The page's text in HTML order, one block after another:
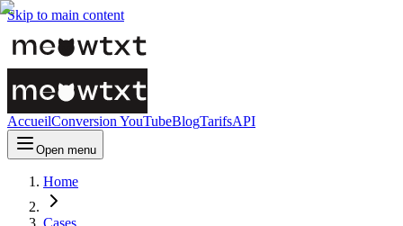
Skip to main content
AccueilConversion YouTubeBlogTarifsAPI
Open menu
Home
Cases